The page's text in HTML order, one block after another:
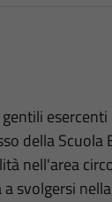
della
nell'area
svolgersi